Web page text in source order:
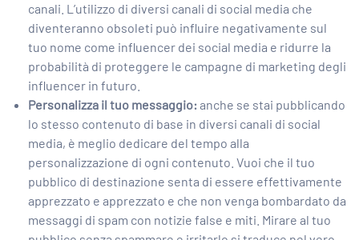
canali. L’utilizzo di diversi canali di social media che
diventeranno obsoleti può influire negativamente sul
tuo nome come influencer dei social media e ridurre la
probabilità di proteggere le campagne di marketing degli
influencer in futuro.
Personalizza il tuo messaggio:anche se stai pubblicando
lo stesso contenuto di base in diversi canali di social
media, è meglio dedicare del tempo alla
personalizzazione di ogni contenuto. Vuoi che il tuo
pubblico di destinazione senta di essere effettivamente
apprezzato e apprezzato e che non venga bombardato da
messaggi di spam con notizie false e miti. Mirare al tuo